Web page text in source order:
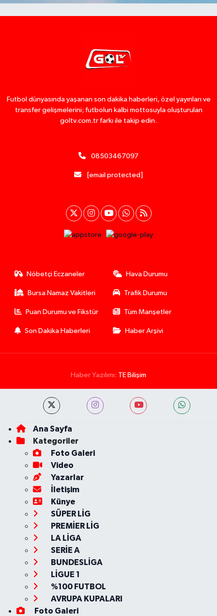
Futbol dünyasında yaşanan son dakika haberleri, özel yayınları ve
transfer gelişmelerini; futbolun kalbi mottosuyla oluşturulan
goltv.com.tr farkı ile takip edin.
08503467097
[email protected]
Nöbetçi Eczaneler Hava Durumu
Bursa Namaz Vakitleri Trafik Durumu
Puan Durumu ve Fikstür Tüm Manşetler
Son Dakika Haberleri Haber Arşivi
Haber Yazılımı: TE Bilişim
Ana Sayfa
Kategoriler
Foto Galeri
Video
Yazarlar
İletişim
Künye
SÜPER LİG
PREMİER LİG
LA LİGA
SERİE A
BUNDESLİGA
LİGUE 1
%100 FUTBOL
AVRUPA KUPALARI
Foto Galeri